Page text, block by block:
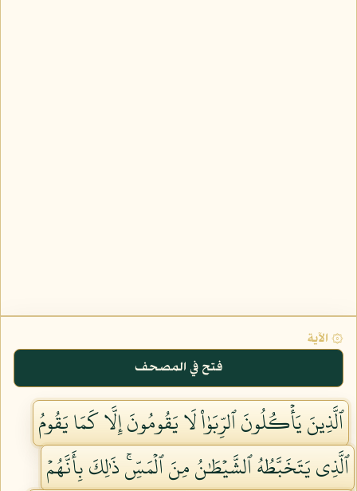
۞ الآية
فتح في المصحف
ٱلَّذِينَ يَأۡكُلُونَ ٱلرِّبَوٰاْ لَا يَقُومُونَ إِلَّا كَمَا يَقُومُ
ٱلَّذِي يَتَخَبَّطُهُ ٱلشَّيۡطَٰنُ مِنَ ٱلۡمَسِّۚ ذَٰلِكَ بِأَنَّهُمۡ